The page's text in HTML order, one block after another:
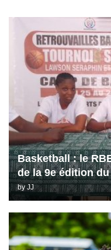
Basketball : le
de la 9e édition
by JJ